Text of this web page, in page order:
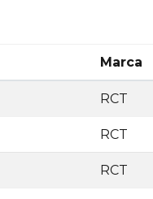
Marca
RCT
RCT
RCT